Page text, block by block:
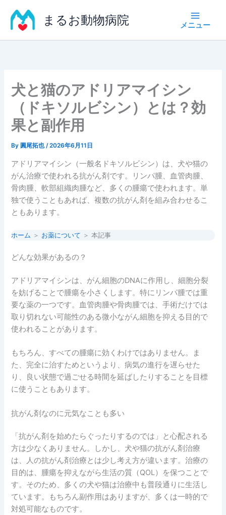
ス
まるお動物病院
犬と猫のアドリアマイシン
（ドキソルビシン）とは？効
果と副作用
By 圓尾拓也/2026年6月11日
アドリアマイシン（一般名ドキソルビシン）は、犬や猫の
がん治療で使われる抗がん剤です。リンパ腫、血管肉腫、
骨肉腫、軟部組織肉腫など、多くの腫瘍で使われます。単
独で使うこともあれば、複数の抗がん剤を組み合わせるこ
ともあります。
ホーム ＞ お薬について ＞ 本記事
どんな効果があるの？
アドリアマイシンは、がん細胞のDNAに作用し、細胞分裂
を妨げることで腫瘍を小さくします。特にリンパ腫では重
要な薬の一つです。血管肉腫や骨肉腫では、手術だけでは
取り切れない可能性のある微小ながん細胞を抑える目的で
使われることがあります。
もちろん、すべての腫瘍に効くわけではありません。ま
た、完全に治すためというより、病気の進行を遅らせた
り、良い状態で過ごせる時間を延ばしたりすることを目標
に使うこともあります。
抗がん剤なのに元気なことも多い
「抗がん剤を始めたらぐったりするのでは」と心配される
方は少なくありません。しかし、犬や猫の抗がん剤治療
は、人の抗がん剤治療とは少し考え方が違います。治療の
目的は、腫瘍を抑えながら生活の質（QOL）を保つことで
す。そのため、多くの犬や猫は治療中も普段通りに生活し
ています。もちろん副作用はありますが、多くは一時的で
対処可能なものです。